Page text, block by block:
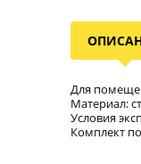
Для
Материал:
Условия
Комплект